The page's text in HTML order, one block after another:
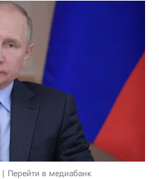
Перейти в медиабанк